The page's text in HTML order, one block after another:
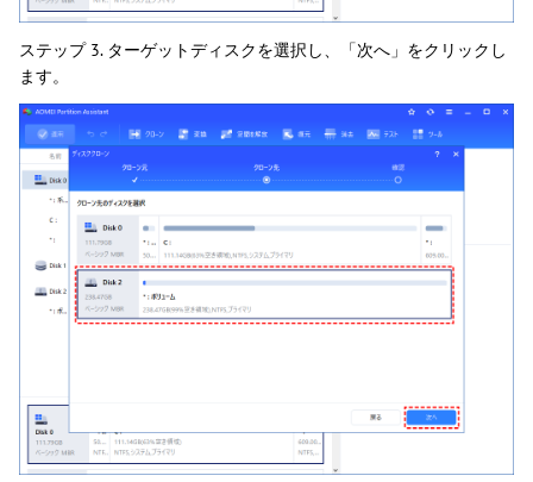
ステップ 3. ターゲットディスクを選択し、「次へ」をクリックし
ます。